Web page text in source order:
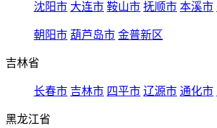
沈阳市 大连市 鞍山市 抚顺市 本溪市
朝阳市 葫芦岛市 金普新区
吉林省
长春市 吉林市 四平市 辽源市 通化市
黑龙江省